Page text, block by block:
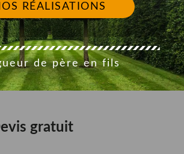
RÉALISATIONS
de père en fils
gratuit